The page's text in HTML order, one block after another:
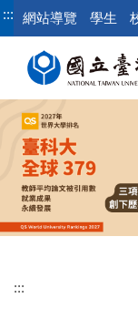
跳
到
::: 網站導覽 學生
:::